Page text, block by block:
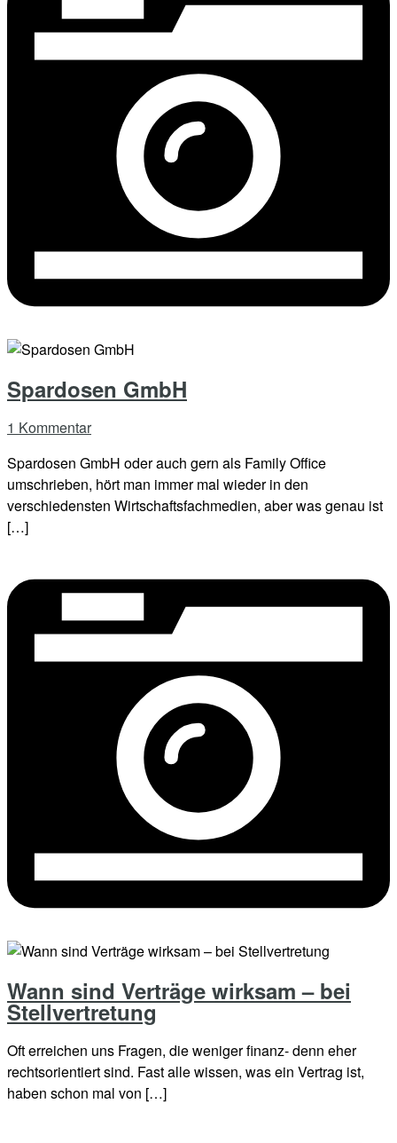
Spardosen GmbH
1 Kommentar
Spardosen GmbH oder auch gern als Family Office
umschrieben, hört man immer mal wieder in den
verschiedensten Wirtschaftsfachmedien, aber was genau ist
[…]
Wann sind Verträge wirksam – bei
Stellvertretung
Oft erreichen uns Fragen, die weniger finanz- denn eher
rechtsorientiert sind. Fast alle wissen, was ein Vertrag ist,
haben schon mal von […]